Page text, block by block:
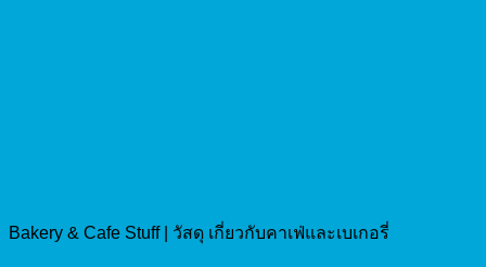
Bakery & Cafe Stuff | วัสดุ เกี่ยวกับคาเฟ่และเบเกอรี่